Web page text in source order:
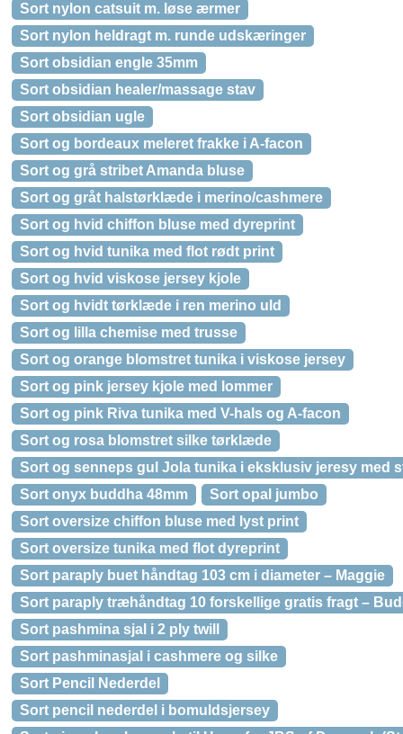
Sort nylon catsuit m. løse ærmer
Sort nylon heldragt m. runde udskæringer
Sort obsidian engle 35mm
Sort obsidian healer/massage stav
Sort obsidian ugle
Sort og bordeaux meleret frakke i A-facon
Sort og grå stribet Amanda bluse
Sort og gråt halstørklæde i merino/cashmere
Sort og hvid chiffon bluse med dyreprint
Sort og hvid tunika med flot rødt print
Sort og hvid viskose jersey kjole
Sort og hvidt tørklæde i ren merino uld
Sort og lilla chemise med trusse
Sort og orange blomstret tunika i viskose jersey
Sort og pink jersey kjole med lommer
Sort og pink Riva tunika med V-hals og A-facon
Sort og rosa blomstret silke tørklæde
Sort og senneps gul Jola tunika i eksklusiv jeresy med
Sort onyx buddha 48mm
Sort opal jumbo
Sort oversize chiffon bluse med lyst print
Sort oversize tunika med flot dyreprint
Sort paraply buet håndtag 103 cm i diameter – Maggie
Sort paraply træhåndtag 10 forskellige gratis fragt –
Sort pashmina sjal i 2 ply twill
Sort pashminasjal i cashmere og silke
Sort Pencil Nederdel
Sort pencil nederdel i bomuldsjersey